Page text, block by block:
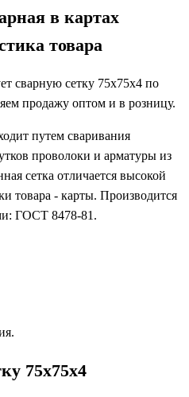
в картах
товара
сварную сетку 75x75x4 по
продажу оптом и в розницу.
путем сваривания
проволоки и арматуры из
сетка отличается высокой
товара - карты. Производится
ГОСТ 8478-81.
75x75x4